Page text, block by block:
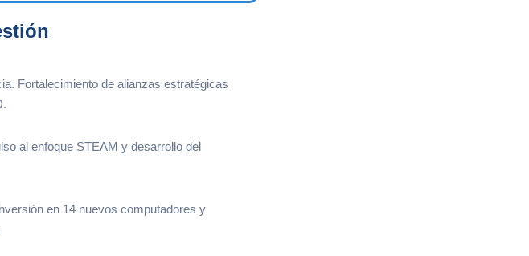
Fortalecimiento de alianzas estratégicas
al enfoque STEAM y desarrollo del
en 14 nuevos computadores y